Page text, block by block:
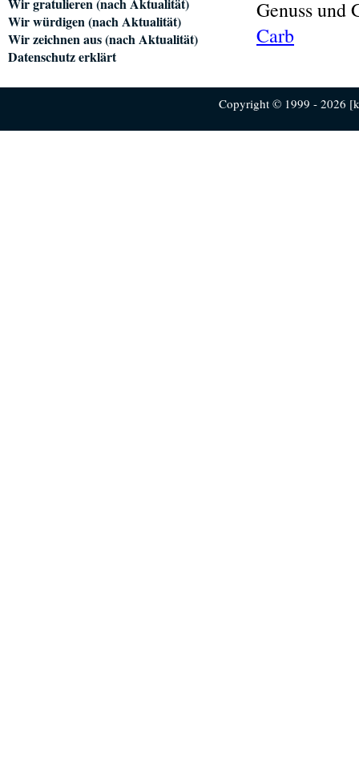
Genuss und
Carb
Wir würdigen (nach Aktualität)
Wir zeichnen aus (nach Aktualität)
Datenschutz erklärt
Copyright © 1999 - 2026